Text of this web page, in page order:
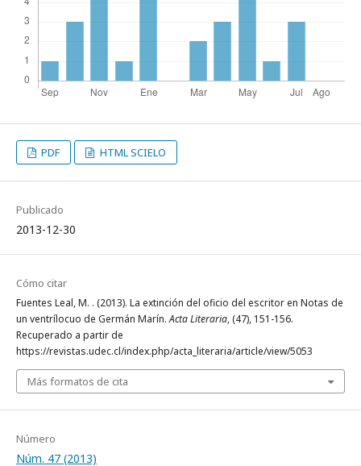
PDF HTML SCIELO
Publicado
2013-12-30
Cómo citar
Fuentes Leal, M. . (2013). La extinción del oficio del escritor en Notas de
un ventrílocuo de Germán Marín.Acta Literaria, (47), 151-156.
Recuperado a partir de
https://revistas.udec.cl/index.php/acta_literaria/article/view/5053
Más formatos de cita
Número
Núm. 47 (2013)